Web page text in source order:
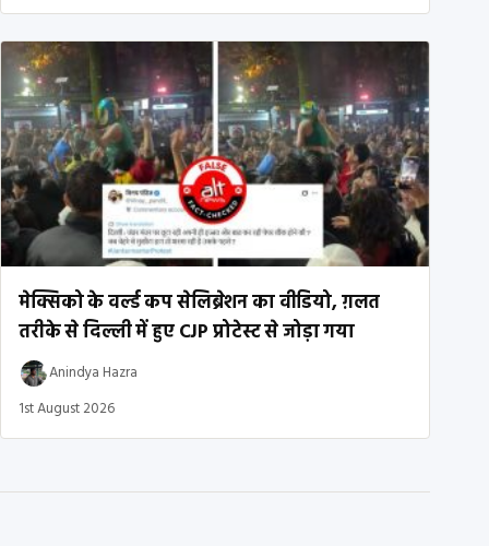
मेक्सिको के वर्ल्ड कप सेलिब्रेशन का वीडियो, ग़लत
तरीके से दिल्ली में हुए CJP प्रोटेस्ट से जोड़ा गया
Anindya Hazra
1st August 2026